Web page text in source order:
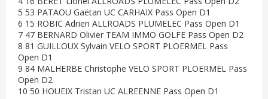
5 53 PATAOU Gaëtan UC CARHAIX Pass Open D1
6 15 ROBIC Adrien ALLROADS PLUMELEC Pass Open D1
7 47 BERNARD Olivier TEAM IMMO GOLFE Pass Open D2
8 81 GUILLOUX Sylvain VELO SPORT PLOERMEL Pass
Open D1
9 84 MALHERBE Christophe VELO SPORT PLOERMEL Pass
Open D2
10 50 HOUEIX Tristan UC ALREENNE Pass Open D1